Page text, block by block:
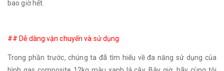
bao giờ hết.
## Dễ dàng vận chuyển và sử dụng
Trong phần trước, chúng ta đã tìm hiểu về đa năng sử dụng của